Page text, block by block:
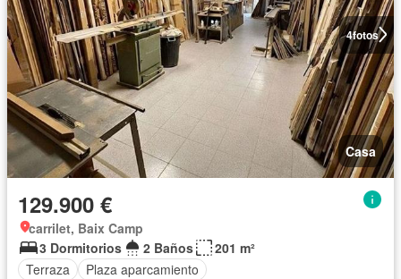
4fotos
Casa
129.900 €
carrilet, Baix Camp
3 Dormitorios
2 Baños
201 m²
Terraza
Plaza aparcamiento